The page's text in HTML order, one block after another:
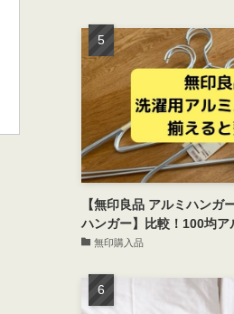
【無印良品 アルミハンガ
ハンガー】比較！100均
無印購入品